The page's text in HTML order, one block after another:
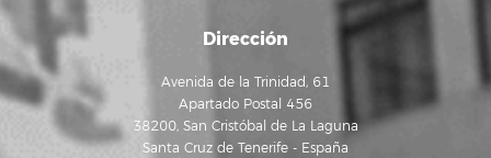
Dirección
Avenida de la Trinidad, 61
Apartado Postal 456
38200, San Cristóbal de La Laguna
Santa Cruz de Tenerife - España